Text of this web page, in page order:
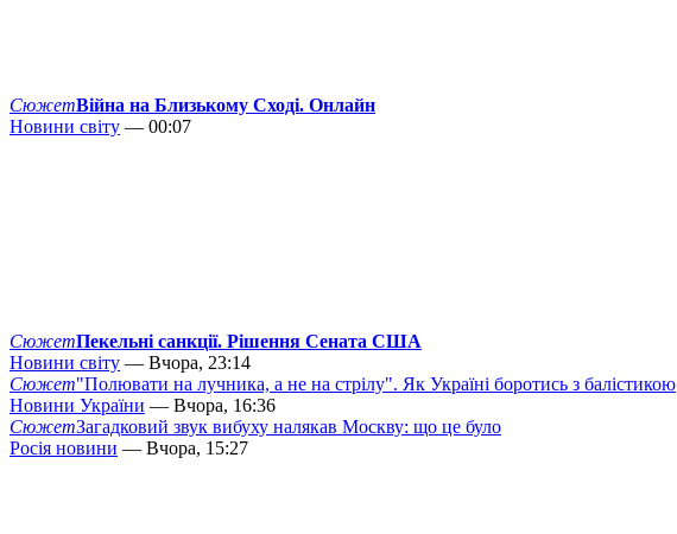
СюжетВійна на Близькому Сході. Онлайн
Новини світу — 00:07
СюжетПекельні санкції. Рішення Сената США
Новини світу — Вчора, 23:14
Сюжет"Полювати на лучника, а не на стрілу". Як Україні боротись з балістикою
Новини України — Вчора, 16:36
СюжетЗагадковий звук вибуху налякав Москву: що це було
Росія новини — Вчора, 15:27